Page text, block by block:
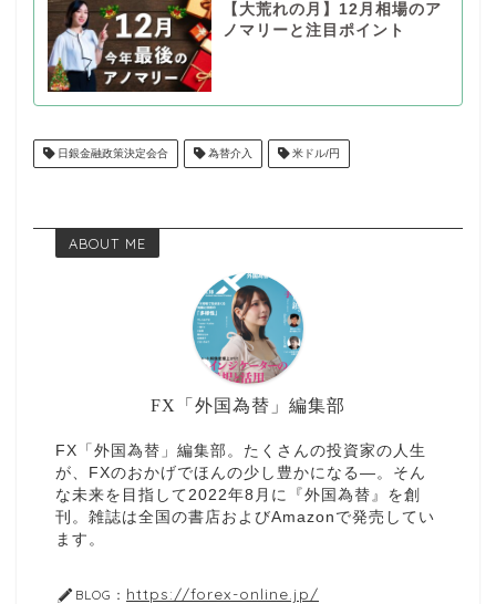
【大荒れの月】12月相場のア
ノマリーと注目ポイント
日銀金融政策決定会合 為替介入 米ドル/円
ABOUT ME
FX「外国為替」編集部
FX「外国為替」編集部。たくさんの投資家の人生
が、FXのおかげでほんの少し豊かになる—。そん
な未来を目指して2022年8月に『外国為替』を創
刊。雑誌は全国の書店およびAmazonで発売してい
ます。
BLOG： https://forex-online.jp/